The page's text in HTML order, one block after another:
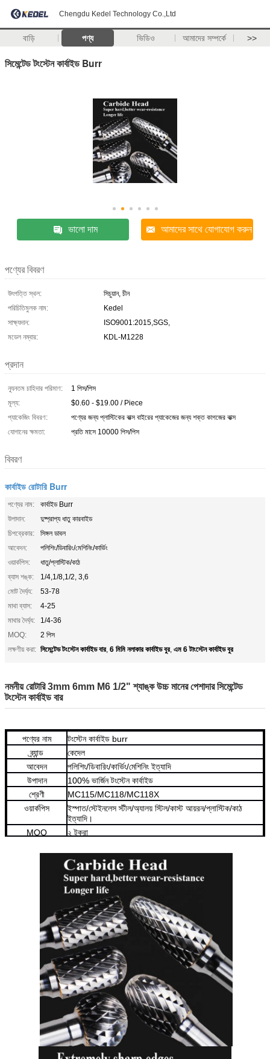
Chengdu Kedel Technology Co.,Ltd
বাড়ি পণ্য ভিডিও আমাদের সম্পর্কে >>
সিমেন্টেড টংস্টেন কার্বাইড Burr
ভালো দাম আমাদের সাথে যোগাযোগ করুন
পণ্যের বিবরণ
উৎপত্তি স্থল:
সিচুয়ান, চীন
পরিচিতিমুলক নাম:
Kedel
সাক্ষ্যদান:
ISO9001:2015,SGS,
মডেল নম্বার:
KDL-M1228
প্রদান
ন্যূনতম চাহিদার পরিমাণ:
1 পিস/পিস
মূল্য:
$0.60 - $19.00 / Piece
প্যাকেজিং বিবরণ:
পণ্যের জন্য প্লাস্টিকের বাক্স বাইরের প্যাকেজের জন্য শক্ত কাগজের বাক্স
যোগানের ক্ষমতা:
প্রতি মাসে 10000 পিস/পিস
বিবরণ
কার্বাইড রোটারি Burr
পণ্যের নাম:
কার্বাইড Burr
উপাদান:
দুষ্প্রাপ্য ধাতু কারবাইড
চিপব্রেকার:
সিঙ্গল ডাবল
আবেদন:
পলিশিং/ডিবারিং/মেশিনিং/কার্ভিং
ওয়ার্কপিস:
ধাতু/প্লাস্টিক/কাঠ
ব্যাস শঙ্ক:
1/4,1/8,1/2, 3,6
মোট দৈর্ঘ্য:
53-78
মাথা ব্যাস:
4-25
মাথার দৈর্ঘ্য:
1/4-36
MOQ:
2 পিস
লক্ষণীয় করা: সিমেন্টেড টংস্টেন কার্বাইড বার, 6 মিমি নলাকার কার্বাইড বুর, এম 6 টাংস্টেন কার্বাইড বুর
নমনীয় রোটারি 3mm 6mm M6 1/2" শ্যাঙ্ক উচ্চ মানের পেশাদার সিমেন্টেড
টংস্টেন কার্বাইড বার
পণ্যের নাম
টংস্টেন কার্বাইড burr
ব্র্যান্ড
কেদেল
আবেদন
পলিশিং/ডিবারিং/কার্ভিং/মেশিনিং ইত্যাদি
উপাদান
100% ভার্জিন টংস্টেন কার্বাইড
শ্রেণী
MC115/MC118/MC118X
ওয়ার্কপিস
ইস্পাত/স্টেইনলেস স্টীল/অ্যালয় স্টিল/কাস্ট আয়রন/প্লাস্টিক/কাঠ
ইত্যাদি।
MOQ
২ টুকরা